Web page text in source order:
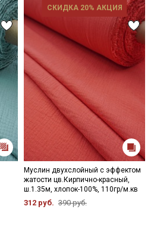
СКИДКА 20% АКЦИЯ
Муслин двухслойный с эффектом
жатости цв.Кирпично-красный,
ш.1.35м, хлопок-100%, 110гр/м.кв
312 руб. 390 руб.